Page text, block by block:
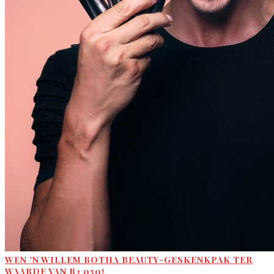
WEN ’N WILLEM BOTHA BEAUTY-GESKENKPAK TER
WAARDE VAN R3 050!